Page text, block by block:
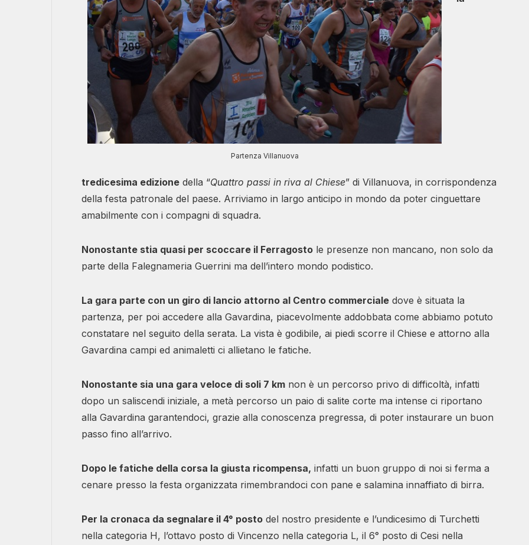
Partenza Villanuova
tredicesima edizione della “Quattro passi in riva al Chiese” di Villanuova, in corrispondenza
della festa patronale del paese. Arriviamo in largo anticipo in mondo da poter cinguettare
amabilmente con i compagni di squadra.
Nonostante stia quasi per scoccare il Ferragosto le presenze non mancano, non solo da
parte della Falegnameria Guerrini ma dell’intero mondo podistico.
La gara parte con un giro di lancio attorno al Centro commerciale dove è situata la
partenza, per poi accedere alla Gavardina, piacevolmente addobbata come abbiamo potuto
constatare nel seguito della serata. La vista è godibile, ai piedi scorre il Chiese e attorno alla
Gavardina campi ed animaletti ci allietano le fatiche.
Nonostante sia una gara veloce di soli 7 km non è un percorso privo di difficoltà, infatti
dopo un saliscendi iniziale, a metà percorso un paio di salite corte ma intense ci riportano
alla Gavardina garantendoci, grazie alla conoscenza pregressa, di poter instaurare un buon
passo fino all’arrivo.
Dopo le fatiche della corsa la giusta ricompensa, infatti un buon gruppo di noi si ferma a
cenare presso la festa organizzata rimembrandoci con pane e salamina innaffiato di birra.
Per la cronaca da segnalare il 4° posto del nostro presidente e l’undicesimo di Turchetti
nella categoria H, l’ottavo posto di Vincenzo nella categoria L, il 6° posto di Cesi nella